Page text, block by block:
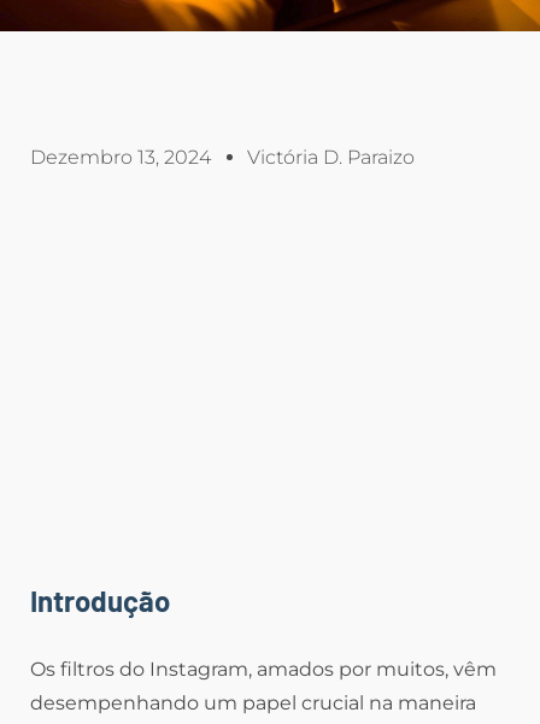
Dezembro 13, 2024 Victória D. Paraizo
Introdução
Os filtros do Instagram, amados por muitos, vêm
desempenhando um papel crucial na maneira